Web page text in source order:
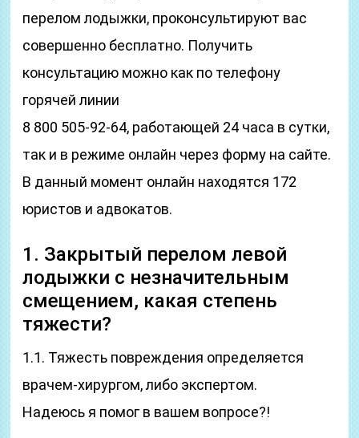
перелом лодыжки, проконсультируют вас
совершенно бесплатно. Получить
консультацию можно как по телефону
горячей линии
8 800 505-92-64, работающей 24 часа в сутки,
так и в режиме онлайн через форму на сайте.
В данный момент онлайн находятся 172
юристов и адвокатов.
1. Закрытый перелом левой
лодыжки с незначительным
смещением, какая степень
тяжести?
1.1. Тяжесть повреждения определяется
врачем-хирургом, либо экспертом.
Надеюсь я помог в вашем вопросе?!